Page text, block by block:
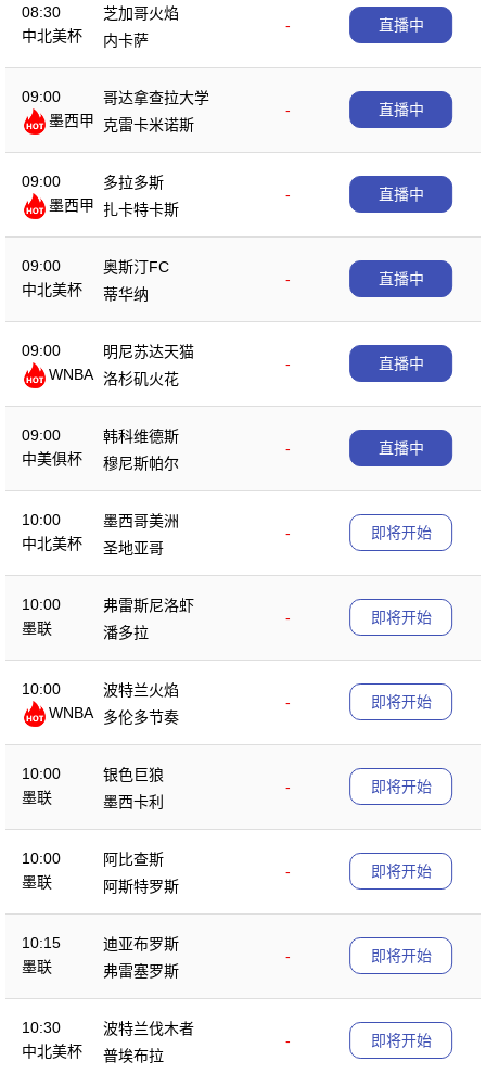
08:30
中北美杯
芝加哥火焰
-
内卡萨
直播中
09:00
墨西甲
哥达拿查拉大学
-
克雷卡米诺斯
直播中
09:00
墨西甲
多拉多斯
-
扎卡特卡斯
直播中
09:00
中北美杯
奥斯汀FC
-
蒂华纳
直播中
09:00
WNBA
明尼苏达天猫
-
洛杉矶火花
直播中
09:00
中美俱杯
韩科维德斯
-
穆尼斯帕尔
直播中
10:00
中北美杯
墨西哥美洲
-
圣地亚哥
即将开始
10:00
墨联
弗雷斯尼洛虾
-
潘多拉
即将开始
10:00
WNBA
波特兰火焰
-
多伦多节奏
即将开始
10:00
墨联
银色巨狼
-
墨西卡利
即将开始
10:00
墨联
阿比查斯
-
阿斯特罗斯
即将开始
10:15
墨联
迪亚布罗斯
-
弗雷塞罗斯
即将开始
10:30
中北美杯
波特兰伐木者
-
普埃布拉
即将开始